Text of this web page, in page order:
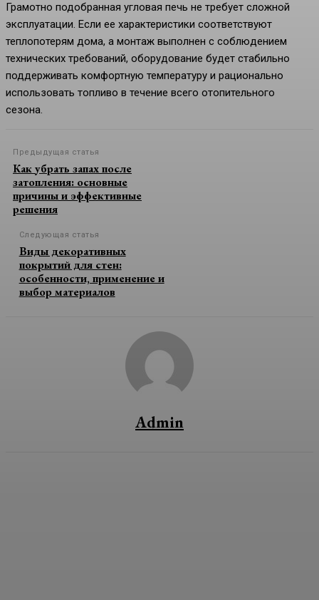
Грамотно подобранная угловая печь не требует сложной
эксплуатации. Если ее характеристики соответствуют
теплопотерям дома, а монтаж выполнен с соблюдением
технических требований, оборудование будет стабильно
поддерживать комфортную температуру и рационально
использовать топливо в течение всего отопительного
сезона.
Предыдущая статья
Как убрать запах после
затопления: основные
причины и эффективные
решения
Следующая статья
Виды декоративных
покрытий для стен:
особенности, применение и
выбор материалов
Admin